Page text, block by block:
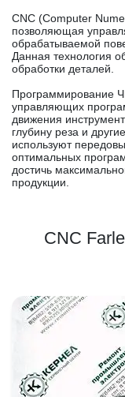
CNC (Computer
позволяющая
обрабатываемой
Данная технология
обработки деталей.
Программирование
управляющих
движения
глубину реза и
используют
оптимальных
достичь
продукции.
CNC